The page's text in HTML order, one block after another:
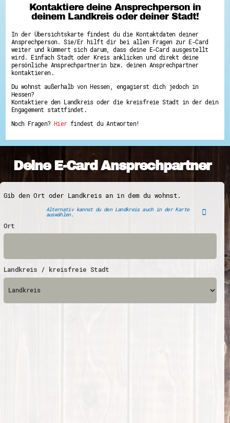
Hessen hilft Ukraine
Wettbewerb | Trikotwettbewerb
Wettbewerb | 80 Jahre Hessen - Engagement
mit Herz
8 Vereine x 80 Jahre x 1.000 €
SHARE IT: Teile deine Infos!
Gestalte dein Ehrenamt
Engagement-Lotsen
Förderprogramme
Freiwilligenmanagement
Hessen engagiert - Digitale Themenabende
Kompetenznachweis Hessen
Zeugnisbeiblatt
Service-Learning
Mach dich schlau
Qualifizierung & Fortbildung
Stiftungen
Vereine, Spenden, Steuern - Gut zu Wissen
Wissenswertes rund um dein Ehrenamt
Kontaktiere deine Ansprechperson in
deinem Landkreis oder deiner Stadt!
In der Übersichtskarte findest du die Kontaktdaten deiner
Ansprechperson. Sie/Er hilft dir bei allen Fragen zur E-Card
weiter und kümmert sich darum, dass deine E-Card ausgestellt
wird. Einfach Stadt oder Kreis anklicken und direkt deine
persönliche Ansprechpartnerin bzw. deinen Ansprechpartner
kontaktieren.
Du wohnst außerhalb von Hessen, engagierst dich jedoch in
Hessen?
Kontaktiere den Landkreis oder die kreisfreie Stadt in der dein
Engagement stattfindet.
Noch Fragen?Hier findest du Antworten!
Deine E-Card Ansprechpartner
Gib den Ort oder Landkreis an in dem du wohnst.
Alternativ kannst du den Landkreis auch in der Karte
auswählen.
Ort
Landkreis / kreisfreie Stadt